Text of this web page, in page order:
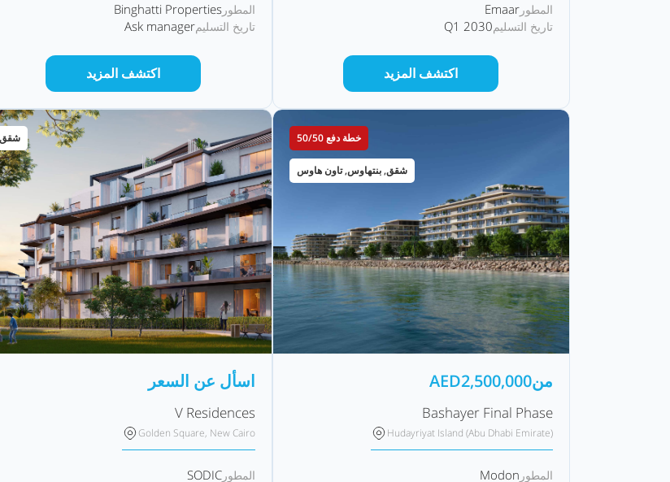
المطورBinghatti Properties
تاريخ التسليمAsk manager
اكتشف المزيد
المطورEmaar
تاريخ التسليمQ1 2030
اكتشف المزيد
شقق
اسأل عن السعر
V Residences
Golden Square, New Cairo
المطورSODIC
خطة دفع 50/50
شقق, بنتهاوس, تاون هاوس
من AED2,500,000
Bashayer Final Phase
Hudayriyat Island (Abu Dhabi Emirate)
المطور Modon